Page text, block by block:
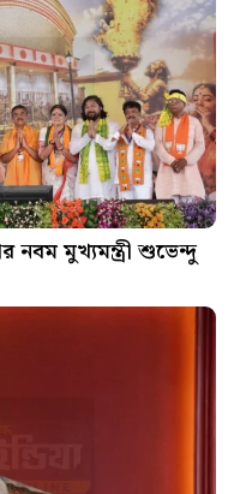
নবম মুখ্যমন্ত্রী শুভেন্দু